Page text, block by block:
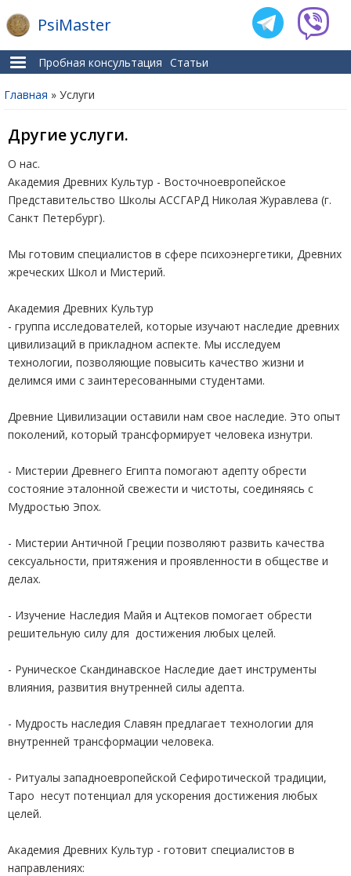
PsiMaster
Пробная консультация Статьи
Вы здесь
Главная » Услуги
Другие услуги.
О нас.
Академия Древних Культур - Восточноевропейское
Представительство Школы АССГАРД Николая Журавлева (г.
Санкт Петербург).
Мы готовим специалистов в сфере психоэнергетики, Древних
жреческих Школ и Мистерий.
Академия Древних Культур
- группа исследователей, которые изучают наследие древних
цивилизаций в прикладном аспекте. Мы исследуем
технологии, позволяющие повысить качество жизни и
делимся ими с заинтересованными студентами.
Древние Цивилизации оставили нам свое наследие. Это опыт
поколений, который трансформирует человека изнутри.
- Мистерии Древнего Египта помогают адепту обрести
состояние эталонной свежести и чистоты, соединяясь с
Мудростью Эпох.
- Мистерии Античной Греции позволяют развить качества
сексуальности, притяжения и проявленности в обществе и
делах.
- Изучение Наследия Майя и Ацтеков помогает обрести
решительную силу для достижения любых целей.
- Руническое Скандинавское Наследие дает инструменты
влияния, развития внутренней силы адепта.
- Мудрость наследия Славян предлагает технологии для
внутренней трансформации человека.
- Ритуалы западноевропейской Сефиротической традиции,
Таро несут потенциал для ускорения достижения любых
целей.
Академия Древних Культур - готовит специалистов в
направлениях: